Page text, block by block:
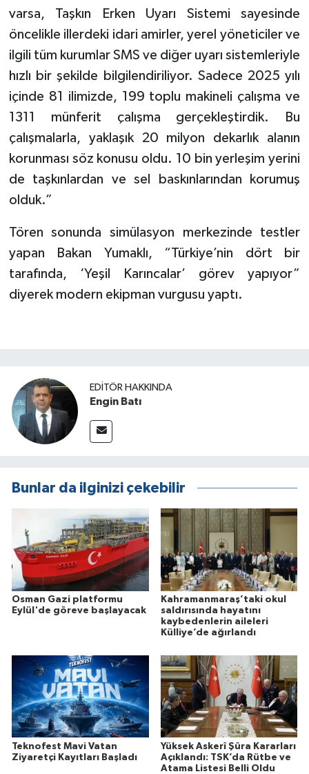
varsa, Taşkın Erken Uyarı Sistemi sayesinde
öncelikle illerdeki idari amirler, yerel yöneticiler ve
ilgili tüm kurumlar SMS ve diğer uyarı sistemleriyle
hızlı bir şekilde bilgilendiriliyor. Sadece 2025 yılı
içinde 81 ilimizde, 199 toplu makineli çalışma ve
1311 münferit çalışma gerçekleştirdik. Bu
çalışmalarla, yaklaşık 20 milyon dekarlık alanın
korunması söz konusu oldu. 10 bin yerleşim yerini
de taşkınlardan ve sel baskınlarından korumuş
olduk.”
Tören sonunda simülasyon merkezinde testler
yapan Bakan Yumaklı, “Türkiye’nin dört bir
tarafında, ‘Yeşil Karıncalar’ görev yapıyor”
diyerek modern ekipman vurgusu yaptı.
EDITÖR HAKKINDA
Engin Batı
Bunlar da ilginizi çekebilir
Osman Gazi platformu
Eylül'de göreve başlayacak
Kahramanmaraş’taki okul
saldırısında hayatını
kaybedenlerin aileleri
Külliye’de ağırlandı
Teknofest Mavi Vatan
Ziyaretçi Kayıtları Başladı
Yüksek Askerî Şûra Kararları
Açıklandı: TSK’da Rütbe ve
Atama Listesi Belli Oldu